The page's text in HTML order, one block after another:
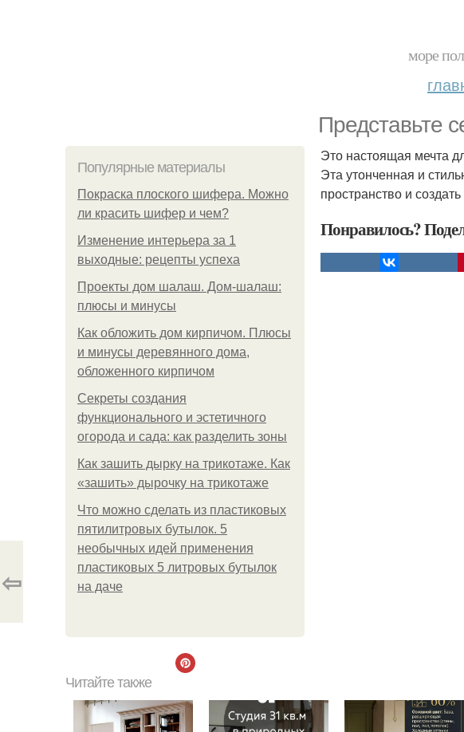
море
Представьте
Популярные материалы
Покраска плоского шифера. Можно
ли красить шифер и чем?
Изменение интерьера за 1
выходные: рецепты успеха
Проекты дом шалаш. Дом-шалаш:
плюсы и минусы
Как обложить дом кирпичом. Плюсы
и минусы деревянного дома,
обложенного кирпичом
Секреты создания
функционального и эстетичного
огорода и сада: как разделить зоны
Как зашить дырку на трикотаже. Как
«зашить» дырочку на трикотаже
Что можно сделать из пластиковых
пятилитровых бутылок. 5
необычных идей применения
пластиковых 5 литровых бутылок
на даче
Это настоящая мечта
Эта утонченная и
пространство и
Понравилось?
⇦
Читайте также